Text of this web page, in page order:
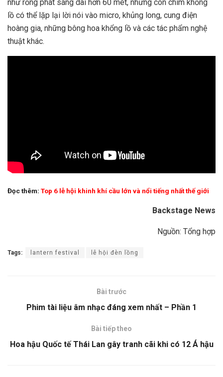
như rồng phát sáng dài hơn 60 mét, những con chim khổng
lồ có thể lặp lại lời nói vào micro, khủng long, cung điện
hoàng gia, những bông hoa khổng lồ và các tác phẩm nghệ
thuật khác.
Đọc thêm: Top 6 lễ hội khinh khí cầu lớn và nổi tiếng nhất thế giới
Backstage News
Nguồn: Tổng hợp
Tags: lantern festival lễ hội đèn lồng
Bài trước
Phim tài liệu âm nhạc đáng xem nhất – Phần 1
Bài tiếp theo
Hoa hậu Quốc tế Thái Lan gây tranh cãi khi có 12 Á hậu